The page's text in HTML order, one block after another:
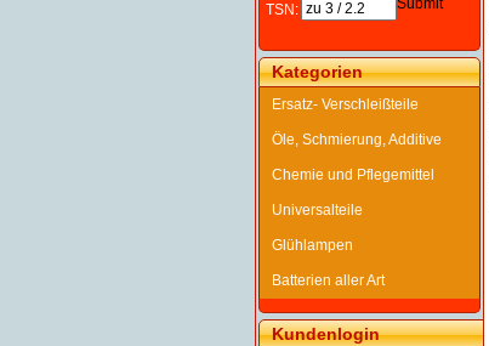
TSN:
Kategorien
Ersatz- Verschleißteile
Öle, Schmierung, Additive
Chemie und Pflegemittel
Universalteile
Glühlampen
Batterien aller Art
Kundenlogin